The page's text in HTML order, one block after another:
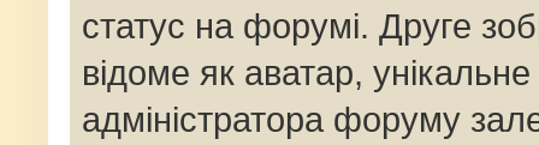
статус на форумі. Друге
відоме як аватар,
адміністратора форуму